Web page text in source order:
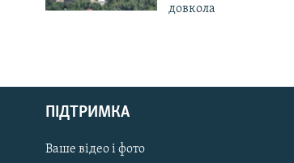
Русский
Qırımtatar
ДОЛУЧАЙСЯ!
довкола
ПІДТРИМКА
Ваше відео і фото